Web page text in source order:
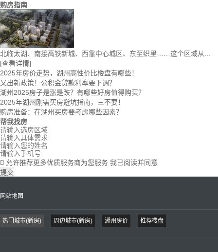
购房指南
北临太湖、南接高铁新城、西靠中心城区、东至织里……这个区域从...
[查看详情]
2025年房价走势，湖州高性价比楼盘有哪些！
又出新政策！公积金贷款利率要下调？
湖州2025房子是涨是跌？有哪些好房值得购买？
2025年湖州刚需买房避坑指南，三不要！
购房准备：在湖州买房要考虑哪些因素？
帮我找房
 允许推荐更多优质服务商为您服务 我已阅读并同意
提交
网站地图
热门城市(新房) 周边城市(新房) 湖州房价 推荐楼盘